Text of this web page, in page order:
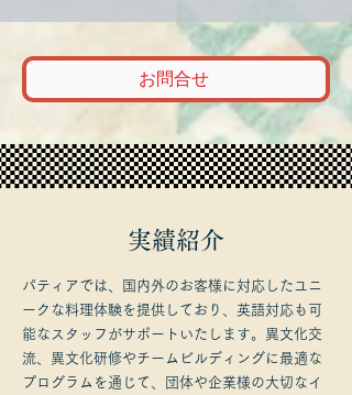
お問合せ
パティアでは、国内外のお客様に対応したユニ
ークな料理体験を提供しており、英語対応も可
能なスタッフがサポートいたします。異文化交
流、異文化研修やチームビルディングに最適な
プログラムを通じて、団体や企業様の大切なイ
​実績紹介